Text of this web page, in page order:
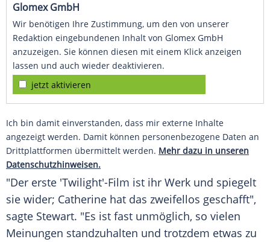
Glomex GmbH
Wir benötigen Ihre Zustimmung, um den von unserer
Redaktion eingebundenen Inhalt von Glomex GmbH
anzuzeigen. Sie können diesen mit einem Klick anzeigen
lassen und auch wieder deaktivieren.
jetzt aktivieren
Ich bin damit einverstanden, dass mir externe Inhalte
angezeigt werden. Damit können personenbezogene Daten an
Drittplattformen übermittelt werden. Mehr dazu in unseren
Datenschutzhinweisen.
"Der erste 'Twilight'-Film ist ihr Werk und spiegelt
sie wider; Catherine hat das zweifellos geschafft",
sagte Stewart. "Es ist fast unmöglich, so vielen
Meinungen standzuhalten und trotzdem etwas zu